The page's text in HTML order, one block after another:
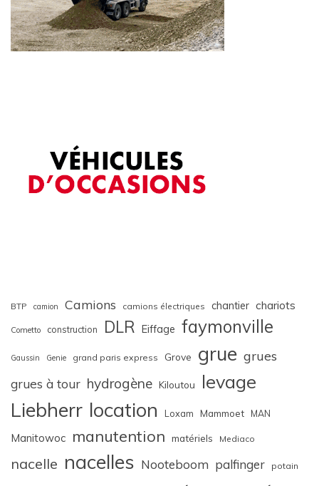
BTP camion Camions camions électriques chantier chariots
Cometto construction DLR Eiffage faymonville
Gaussin Genie grand paris express Grove grue grues
grues à tour hydrogène Kiloutou levage
Liebherr location Loxam Mammoet MAN
Manitowoc manutention matériels Mediaco
nacelle nacelles Nooteboom palfinger potain